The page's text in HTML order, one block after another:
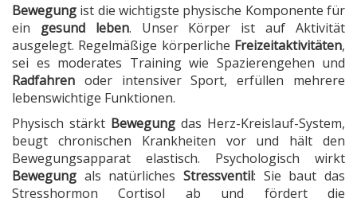
Bewegung ist die wichtigste physische Komponente für
ein gesund leben. Unser Körper ist auf Aktivität
ausgelegt. Regelmäßige körperliche Freizeitaktivitäten,
sei es moderates Training wie Spazierengehen und
Radfahren oder intensiver Sport, erfüllen mehrere
lebenswichtige Funktionen.
Physisch stärkt Bewegung das Herz-Kreislauf-System,
beugt chronischen Krankheiten vor und hält den
Bewegungsapparat elastisch. Psychologisch wirkt
Bewegung als natürliches Stressventil: Sie baut das
Stresshormon Cortisol ab und fördert die